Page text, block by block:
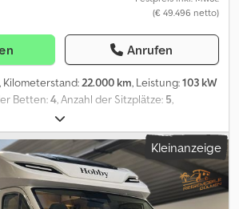
(€ 49.496 netto)
Anrufen
, Kilometerstand:22.000 km, Leistung:103 kW
Betten:4, Anzahl der Sitzplätze: 5,
, Getriebetyp:mechanisch
, Gesamtlänge:7.190 mm, Gesamtbreite:
3.030 mm , Achsen-Konfiguration:2
Euro6, Gesamtgewicht: 3.500 kg
, Radstand:380 mm, Ausstattung:
Optima Ontour A70 GFM auf Basis eines
Kleinanzeige